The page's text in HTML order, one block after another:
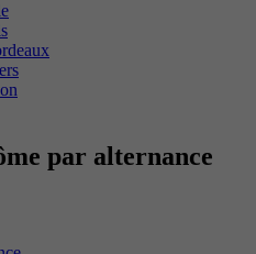
par alternance